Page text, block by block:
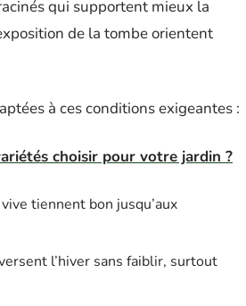
qui supportent mieux la
de la tombe orientent
à ces conditions exigeantes :
choisir pour votre jardin ?
tiennent bon jusqu’aux
l’hiver sans faiblir, surtout